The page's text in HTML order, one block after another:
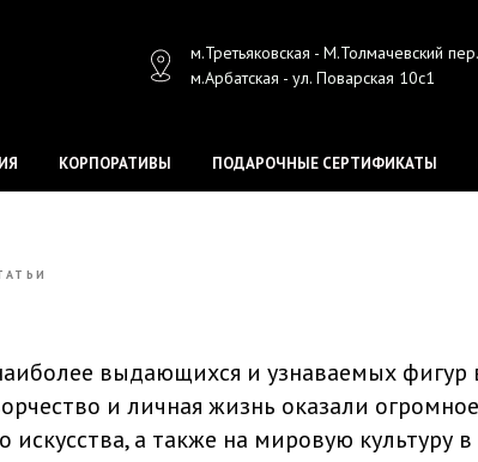
м.Третьяковская - М.Толмачевский
м.Арбатская - ул. Поварская 10с1
КОРПОРАТИВЫ ПОДАРОЧНЫЕ СЕРТИФИКАТЫ
выдающихся и узнаваемых фигур
и личная жизнь оказали
искусства, а также на мировую культуру